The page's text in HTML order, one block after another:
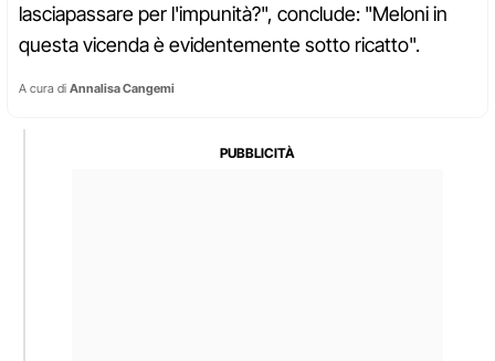
lasciapassare per l'impunità?", conclude: "Meloni in
questa vicenda è evidentemente sotto ricatto".
A cura di Annalisa Cangemi